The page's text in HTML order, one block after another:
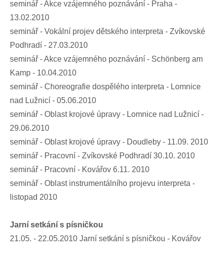
seminář - Akce vzájemného poznávání - Praha -
13.02.2010
seminář - Vokální projev dětského interpreta - Zvíkovské
Podhradí - 27.03.2010
seminář - Akce vzájemného poznávání - Schönberg am
Kamp - 10.04.2010
seminář - Choreografie dospělého interpreta - Lomnice
nad Lužnicí - 05.06.2010
seminář - Oblast krojové úpravy - Lomnice nad Lužnicí -
29.06.2010
seminář - Oblast krojové úpravy - Doudleby - 11.09. 2010
seminář - Pracovní - Zvíkovské Podhradí 30.10. 2010
seminář - Pracovní - Kovářov 6.11. 2010
seminář - Oblast instrumentálního projevu interpreta -
listopad 2010
Jarní setkání s písničkou
21.05. - 22.05.2010 Jarní setkání s písničkou - Kovářov